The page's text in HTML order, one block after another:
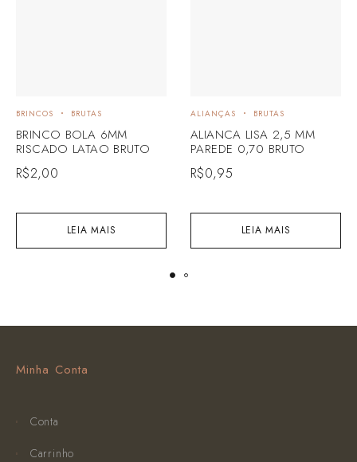
LEIA MAIS
BRINCOS BRUTAS
BRINCO BOLA 6MM
RISCADO LATAO BRUTO
R$2,00
LEIA MAIS
ALIANÇAS BRUTAS
ALIANCA LISA 2,5 MM
PAREDE 0,70 BRUTO
R$0,95
Minha Conta
Conta
Carrinho